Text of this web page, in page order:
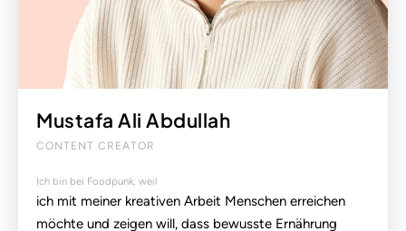
Mustafa Ali Abdullah
CONTENT CREATOR
Ich bin bei Foodpunk, weil
ich mit meiner kreativen Arbeit Menschen erreichen
möchte und zeigen will, dass bewusste Ernährung